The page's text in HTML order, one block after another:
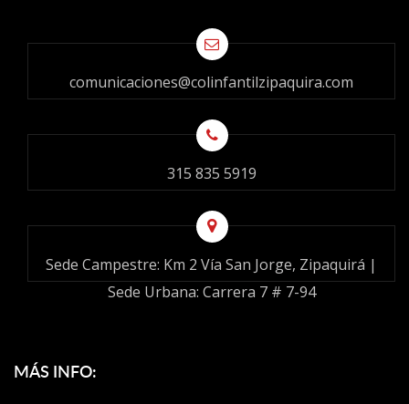
comunicaciones@colinfantilzipaquira.com
315 835 5919
Sede Campestre: Km 2 Vía San Jorge, Zipaquirá |
Sede Urbana: Carrera 7 # 7-94
MÁS INFO: